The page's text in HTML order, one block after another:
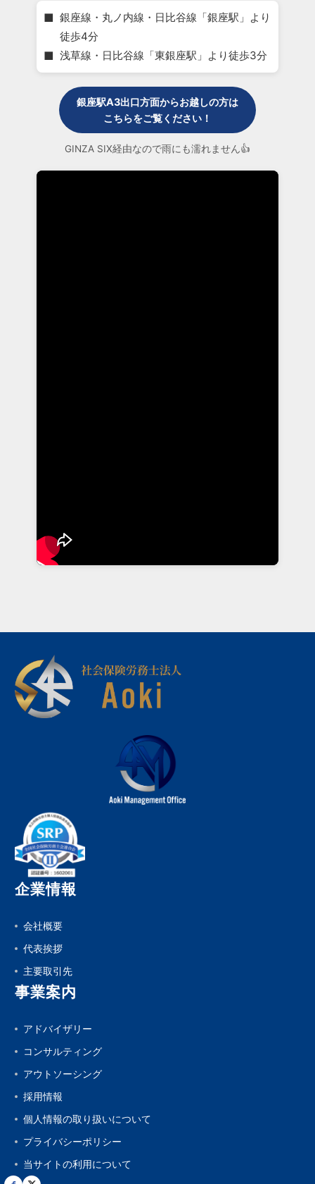
■ 銀座線・丸ノ内線・日比谷線「銀座駅」より
徒歩4分
■ 浅草線・日比谷線「東銀座駅」より徒歩3分
銀座駅A3出口方面からお越しの方は
こちらをご覧ください！
GINZA SIX経由なので雨にも濡れません👍
企業情報
会社概要
代表挨拶
主要取引先
事業案内
アドバイザリー
コンサルティング
アウトソーシング
採用情報
個人情報の取り扱いについて
プライバシーポリシー
当サイトの利用について